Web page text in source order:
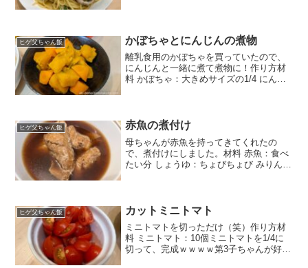
味付けをするだけ。いつも...
ヒゲ父ちゃん飯 かぼちゃとにんじんの煮物
離乳食用のかぼちゃを買っていたので、
にんじんと一緒に煮て煮物に！作り方材
料 かぼちゃ：大きめサイズの1/4 にんじ
ゃ...
ヒゲ父ちゃん飯 赤魚の煮付け
母ちゃんが赤魚を持ってきてくれたの
で、煮付けにしました。材料 赤魚：食べ
たい分 しょうゆ：ちょびちょび みりん：
で、沸騰し...
ヒゲ父ちゃん飯 カットミニトマト
ミニトマトを切っただけ（笑）作り方材
料 ミニトマト：10個ミニトマトを1/4に
切って、完成ｗｗｗｗ第3子ちゃんが好き